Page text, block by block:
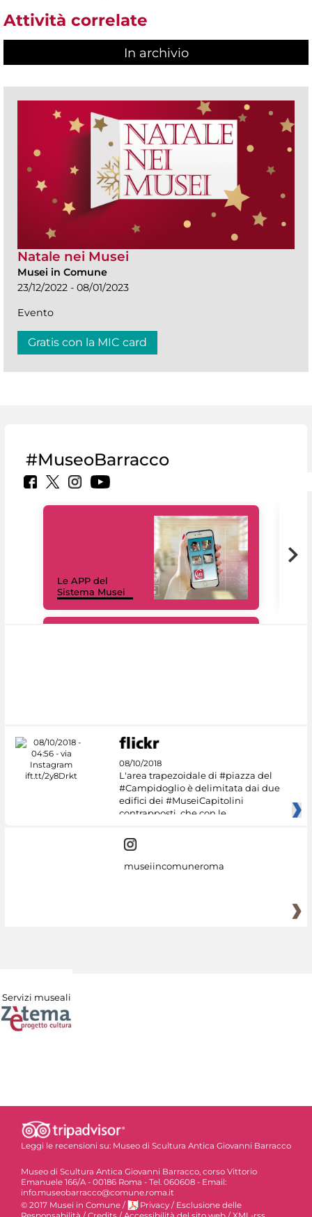
Attività correlate
In archivio
Natale nei Musei
Musei in Comune
23/12/2022 - 08/01/2023
Evento
Gratis con la MIC card
#MuseoBarracco
Le APP del
Sistema Musei
08/10/2018
L'area trapezoidale di #piazza del
#Campidoglio è delimitata dai due
edifici dei #MuseiCapitolini
contrapposti, che con le
museiincomuneroma
Servizi museali
Leggi le recensioni su: Museo di Scultura Antica Giovanni Barracco
Museo di Scultura Antica Giovanni Barracco, corso Vittorio
Emanuele 166/A - 00186 Roma - Tel. 060608 - Email:
info.museobarracco@comune.roma.it
© 2017 Musei in Comune / Privacy / Esclusione delle